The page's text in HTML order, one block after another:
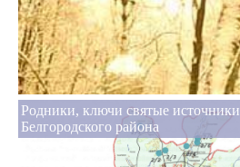
Родники, ключи святые источники
Белгородского района